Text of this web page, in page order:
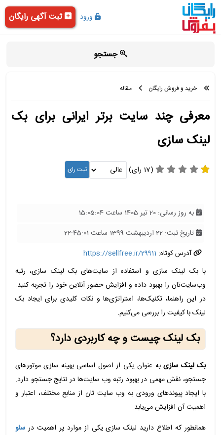
ورود ثبت آگهی رایگان
جستجو
خرید و فروش رایگان مقاله
معرفی چند سایت برتر ایرانی برای بک
لینک سازی
(17 رای)
به روز رسانی: 20 تیر 1405 ساعت 15:05:04
تاریخ ثبت: 22 اردیبهشت 1399 ساعت 22:45:01
آدرس کوتاه: https://sellfree.ir/29911
با بک لینک سازی و استفاده از سایت‌های بک لینک سازی، رتبه
وب‌سایت‌تان را بهبود داده و افزایش حضور آنلاین خود را تجربه کنید.
در این راهنما، تکنیک‌ها، استراتژی‌ها و نکات کلیدی برای ایجاد بک
لینک با کیفیت را بررسی می‌کنیم.
بک لینک چیست و چه کاربردی دارد؟
بک لینک سازیبه عنوان یکی از اصول اساسی بهینه‌ سازی موتورهای
جستجو، نقش مهمی در بهبود رتبه وب ‌سایت‌ها در نتایج جستجو دارد.
با ایجاد پیوندهای ورودی به وب‌ سایت ‌تان از منابع مختلف، اعتبار و
اهمیت آن افزایش می‌یابد.
همانطور که اطلاع دارید لینک سازی یکی از موارد پر اهمیت در سئو